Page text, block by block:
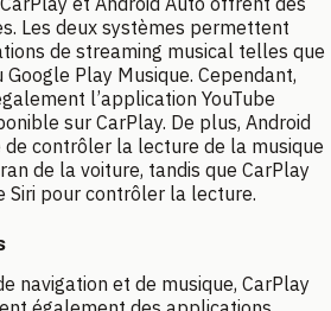
Les deux systèmes permettent
de streaming musical telles que
Play Musique. Cependant,
l’application YouTube
sur CarPlay. De plus, Android
contrôler la lecture de la musique
de la voiture, tandis que CarPlay
Siri pour contrôler la lecture.
navigation et de musique, CarPlay